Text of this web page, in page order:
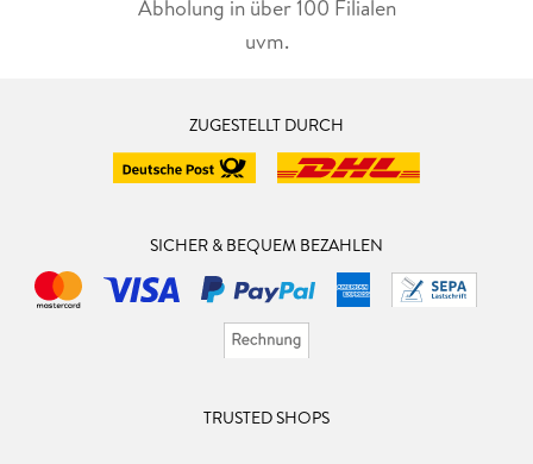
Abholung in über 100 Filialen
uvm.
ZUGESTELLT DURCH
SICHER & BEQUEM BEZAHLEN
TRUSTED SHOPS